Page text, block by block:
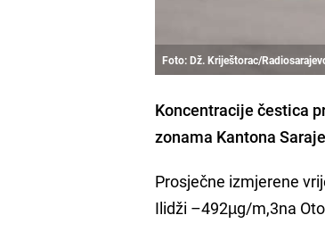
Foto: Dž. Kriještorac/
Koncentracije čestica
zonama Kantona
Prosječne izmjerene
Ilidži –492µg/m,3na